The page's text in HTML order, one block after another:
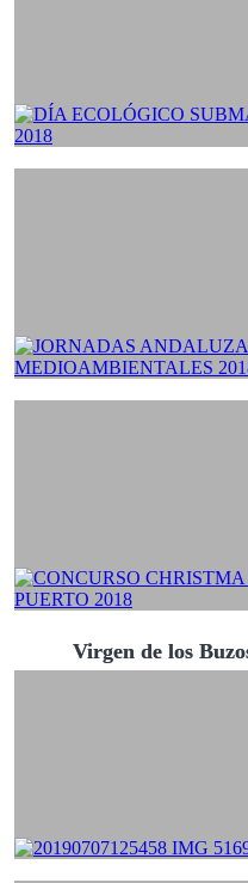
Virgen de los